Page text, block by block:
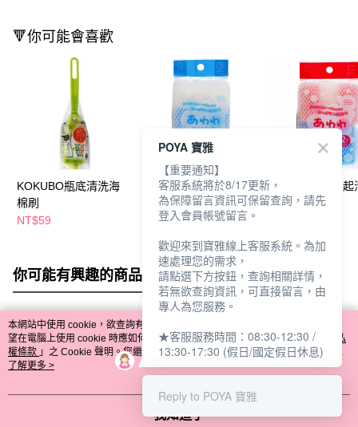
🔻你可能會喜歡
KOKUBO瓶底清洗海
棉刷
NT$59
KOKUBO 廚房起泡海
綿2入-大
NT$59
KOKUBO 廚房起
綿2入-小
你可能有興趣的商品 全站排行
熱門標籤
本網站中使用 cookie，欲查詢有關本網站使用 cookie 方式之詳情，及若您不希
望在電腦上使用 cookie 時應如何變更電腦的 cookie 設定，請參閱本網站「
隱私
權條款 」之 Cookie 聲明。您繼續使用本網站即表示您同意本公司得按本網站使
用條款之 Cookie 聲明使用 cookie。
了解更多 >
我知道了
POYA 寶雅
【重要通知】
客服系統將於8/17更新，
為保障留言資訊可保留查詢，請先
登入會員帳號留言。
歡迎來到寶雅線上客服系統。為加
速處理您的需求，
請點選下方按鈕，查詢相關詳情，
若無欲查詢資訊，可直接留言，由
專人為您服務。
★客服服務時間：08:30-12:30 /
13:30-17:30 (假日/國定假日休息)
Reply to POYA 寶雅